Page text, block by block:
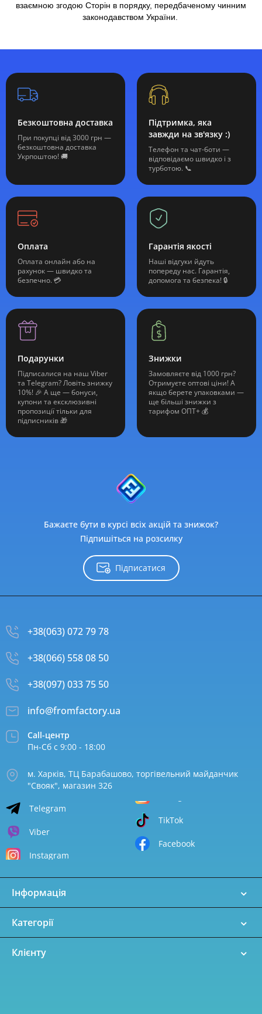
взаємною згодою Сторін в порядку, передбаченому чинним
законодавством України.
Безкоштовна доставка
При покупці від 3000 грн —
безкоштовна доставка
Укрпоштою! 🚚
Підтримка, яка
завжди на зв'язку :)
Телефон та чат-боти —
відповідаємо швидко і з
турботою. 📞
Оплата
Оплата онлайн або на
рахунок — швидко та
безпечно. 💳
Гарантія якості
Наші відгуки йдуть
попереду нас. Гарантія,
допомога та безпека! 🔒
Подарунки
Підписалися на наш Viber
та Telegram? Ловіть знижку
10%! 🎉 А ще — бонуси,
купони та ексклюзивні
пропозиції тільки для
підписників 🎁
Знижки
Замовляєте від 1000 грн?
Отримуєте оптові ціни! А
якщо берете упаковками —
ще більші знижки з
тарифом ОПТ+ 💰
Бажаєте бути в курсі всіх акцій та знижок?
Підпишіться на розсилку
Підписатися
+38(063) 072 79 78
+38(066) 558 08 50
+38(097) 033 75 50
info@fromfactory.ua
Call-центр
Пн-Сб с 9:00 - 18:00
м. Харків, ТЦ Барабашово, торгівельний майданчик
"Свояк", магазин 326
Telegram
Viber
Instagram
TikTok
Facebook
Інформація
Категорії
Клієнту